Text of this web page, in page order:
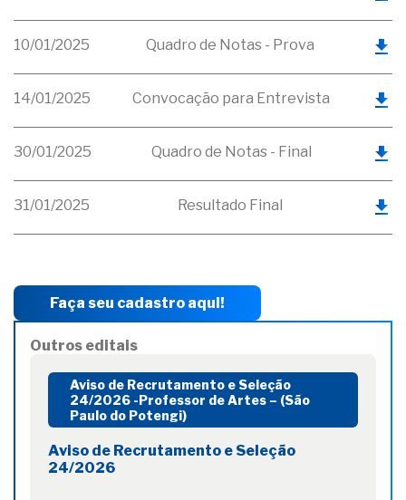
10/01/2025 Quadro de Notas - Prova
14/01/2025 Convocação para Entrevista
30/01/2025 Quadro de Notas - Final
31/01/2025 Resultado Final
Faça seu cadastro aqui!
Outros editais
Aviso de Recrutamento e Seleção
24/2026 -Professor de Artes – (São
Paulo do Potengi)
Aviso de Recrutamento e Seleção
24/2026